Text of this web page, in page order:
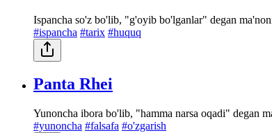
Ispancha so'z bo'lib, "g'oyib bo'lganlar" degan
#ispancha #tarix #huquq
Panta Rhei
Yunoncha ibora bo'lib, "hamma narsa oqadi" degan
#yunoncha #falsafa #o'zgarish